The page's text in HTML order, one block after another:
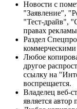
Новости с
"Заявление",
"Тест-драйв",
правах
Раздел
Любое
другое
ссылку на
воспрещается.
Владелец веб-
является автор